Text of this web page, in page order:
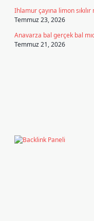
Ihlamur çayına limon sıkılır
Temmuz 23, 2026
Anavarza bal gerçek bal
Temmuz 21, 2026